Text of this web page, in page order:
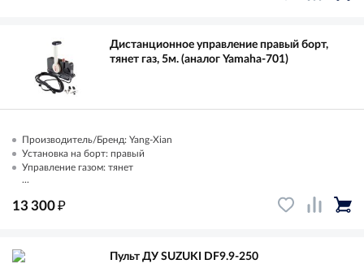
Дистанционное управление правый борт,
тянет газ, 5м. (аналог Yamaha-701)
Производитель/Бренд: Yang-Xian
Установка на борт: правый
Управление газом: тянет
...
13 300₽
Пульт ДУ SUZUKI DF9.9-250